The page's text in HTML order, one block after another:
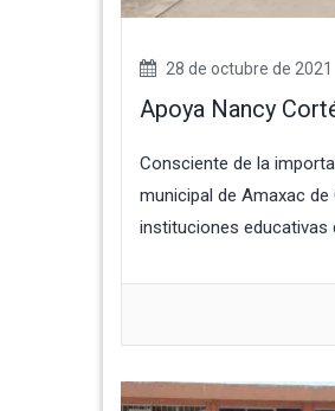
28 de octubre de 2021
Apoya Nancy
Consciente de la
municipal de Amaxac
instituciones educativas